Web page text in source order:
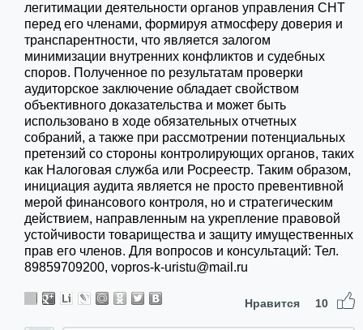
легитимации деятельности органов управления СНТ
перед его членами, формируя атмосферу доверия и
транспарентности, что является залогом
минимизации внутренних конфликтов и судебных
споров. Полученное по результатам проверки
аудиторское заключение обладает свойством
объективного доказательства и может быть
использовано в ходе обязательных отчетных
собраний, а также при рассмотрении потенциальных
претензий со стороны контролирующих органов, таких
как Налоговая служба или Росреестр. Таким образом,
инициация аудита является не просто превентивной
мерой финансового контроля, но и стратегическим
действием, направленным на укрепление правовой
устойчивости товарищества и защиту имущественных
прав его членов. Для вопросов и консультаций: Тел.
89859709200, vopros-k-uristu@mail.ru
Нравится 10